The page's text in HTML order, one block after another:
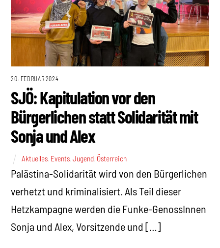
20. FEBRUAR 2024
SJÖ: Kapitulation vor den
Bürgerlichen statt Solidarität mit
Sonja und Alex
Aktuelles Events ,Jugend Österreich
Palästina-Solidarität wird von den Bürgerlichen
verhetzt und kriminalisiert. Als Teil dieser
Hetzkampagne werden die Funke-GenossInnen
Sonja und Alex, Vorsitzende und […]